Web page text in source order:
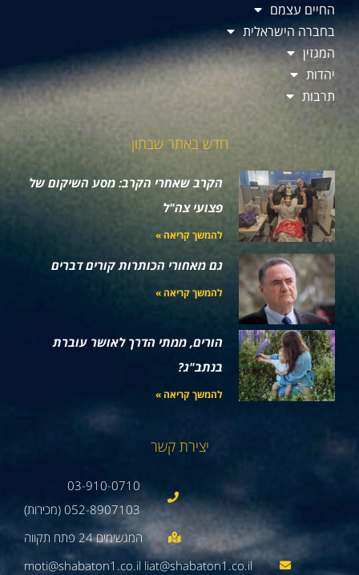
החיים עצמם
בחברה הישראלית
המגזין
יהדות
תרבות
חדש באתר שבתון
הקרב שאחרי הקרב: מסע השיקום של
פצועי צה"ל
להמשך קריאה »
גם מאחורי הכותרות קורים דברים
להמשך קריאה »
הורים, ממתי הדרך לאושר עוברת
בנתב"ג?
להמשך קריאה »
יצירת קשר
03-910-0710
052-8907103 (מכירות)
moti@shabaton1.co.il liat@shabaton1.co.il